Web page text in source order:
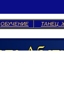
ОБУЧЕНИЕ ТАНЕЦ